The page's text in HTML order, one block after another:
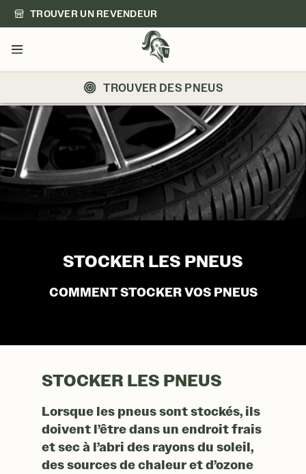
TROUVER UN REVENDEUR
Menu
TROUVER DES PNEUS
STOCKER LES PNEUS
STOCKER LES PNEUS
COMMENT STOCKER VOS PNEUS
STOCKER LES PNEUS
Lorsque les pneus sont stockés, ils
doivent l’être dans un endroit frais
et sec à l’abri des rayons du soleil,
des sources de chaleur et d’ozone